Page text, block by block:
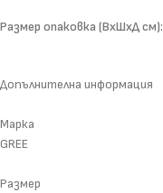
Размер опаковка (ВхШхД см):
Допълнителна информация
Марка
GREE
Размер